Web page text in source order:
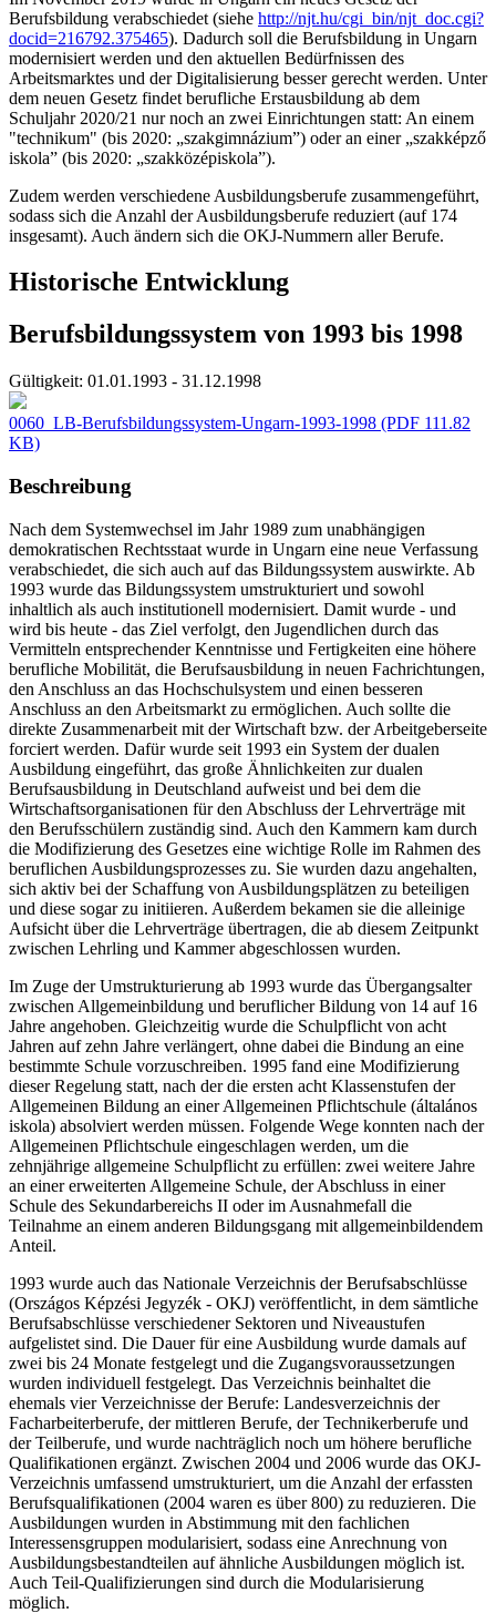
Berufsbildung verabschiedet (siehe http://njt.hu/cgi_bin/njt_doc.cgi?
docid=216792.375465). Dadurch soll die Berufsbildung in Ungarn
modernisiert werden und den aktuellen Bedürfnissen des
Arbeitsmarktes und der Digitalisierung besser gerecht werden. Unter
dem neuen Gesetz findet berufliche Erstausbildung ab dem
Schuljahr 2020/21 nur noch an zwei Einrichtungen statt: An einem
"technikum" (bis 2020: „szakgimnázium”) oder an einer „szakképző
iskola” (bis 2020: „szakközépiskola”).
Zudem werden verschiedene Ausbildungsberufe zusammengeführt,
sodass sich die Anzahl der Ausbildungsberufe reduziert (auf 174
insgesamt). Auch ändern sich die OKJ-Nummern aller Berufe.
Historische Entwicklung
Berufsbildungssystem von 1993 bis 1998
Gültigkeit: 01.01.1993 - 31.12.1998
0060_LB-Berufsbildungssystem-Ungarn-1993-1998 (PDF 111.82
KB)
Beschreibung
Nach dem Systemwechsel im Jahr 1989 zum unabhängigen
demokratischen Rechtsstaat wurde in Ungarn eine neue Verfassung
verabschiedet, die sich auch auf das Bildungssystem auswirkte. Ab
1993 wurde das Bildungssystem umstrukturiert und sowohl
inhaltlich als auch institutionell modernisiert. Damit wurde - und
wird bis heute - das Ziel verfolgt, den Jugendlichen durch das
Vermitteln entsprechender Kenntnisse und Fertigkeiten eine höhere
berufliche Mobilität, die Berufsausbildung in neuen Fachrichtungen,
den Anschluss an das Hochschulsystem und einen besseren
Anschluss an den Arbeitsmarkt zu ermöglichen. Auch sollte die
direkte Zusammenarbeit mit der Wirtschaft bzw. der Arbeitgeberseite
forciert werden. Dafür wurde seit 1993 ein System der dualen
Ausbildung eingeführt, das große Ähnlichkeiten zur dualen
Berufsausbildung in Deutschland aufweist und bei dem die
Wirtschaftsorganisationen für den Abschluss der Lehrverträge mit
den Berufsschülern zuständig sind. Auch den Kammern kam durch
die Modifizierung des Gesetzes eine wichtige Rolle im Rahmen des
beruflichen Ausbildungsprozesses zu. Sie wurden dazu angehalten,
sich aktiv bei der Schaffung von Ausbildungsplätzen zu beteiligen
und diese sogar zu initiieren. Außerdem bekamen sie die alleinige
Aufsicht über die Lehrverträge übertragen, die ab diesem Zeitpunkt
zwischen Lehrling und Kammer abgeschlossen wurden.
Im Zuge der Umstrukturierung ab 1993 wurde das Übergangsalter
zwischen Allgemeinbildung und beruflicher Bildung von 14 auf 16
Jahre angehoben. Gleichzeitig wurde die Schulpflicht von acht
Jahren auf zehn Jahre verlängert, ohne dabei die Bindung an eine
bestimmte Schule vorzuschreiben. 1995 fand eine Modifizierung
dieser Regelung statt, nach der die ersten acht Klassenstufen der
Allgemeinen Bildung an einer Allgemeinen Pflichtschule (általános
iskola) absolviert werden müssen. Folgende Wege konnten nach der
Allgemeinen Pflichtschule eingeschlagen werden, um die
zehnjährige allgemeine Schulpflicht zu erfüllen: zwei weitere Jahre
an einer erweiterten Allgemeine Schule, der Abschluss in einer
Schule des Sekundarbereichs II oder im Ausnahmefall die
Teilnahme an einem anderen Bildungsgang mit allgemeinbildendem
Anteil.
1993 wurde auch das Nationale Verzeichnis der Berufsabschlüsse
(Országos Képzési Jegyzék - OKJ) veröffentlicht, in dem sämtliche
Berufsabschlüsse verschiedener Sektoren und Niveaustufen
aufgelistet sind. Die Dauer für eine Ausbildung wurde damals auf
zwei bis 24 Monate festgelegt und die Zugangsvoraussetzungen
wurden individuell festgelegt. Das Verzeichnis beinhaltet die
ehemals vier Verzeichnisse der Berufe: Landesverzeichnis der
Facharbeiterberufe, der mittleren Berufe, der Technikerberufe und
der Teilberufe, und wurde nachträglich noch um höhere berufliche
Qualifikationen ergänzt. Zwischen 2004 und 2006 wurde das OKJ-
Verzeichnis umfassend umstrukturiert, um die Anzahl der erfassten
Berufsqualifikationen (2004 waren es über 800) zu reduzieren. Die
Ausbildungen wurden in Abstimmung mit den fachlichen
Interessensgruppen modularisiert, sodass eine Anrechnung von
Ausbildungsbestandteilen auf ähnliche Ausbildungen möglich ist.
Auch Teil-Qualifizierungen sind durch die Modularisierung
möglich.